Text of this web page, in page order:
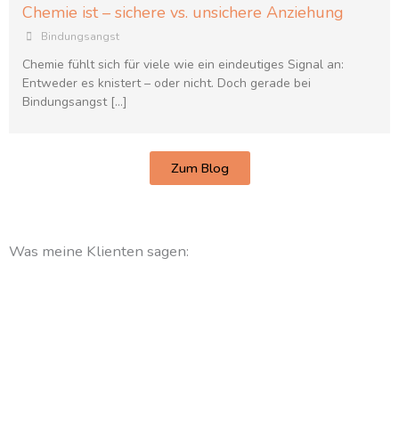
Chemie ist – sichere vs. unsichere Anziehung
Bindungsangst
Chemie fühlt sich für viele wie ein eindeutiges Signal an:
Entweder es knistert – oder nicht. Doch gerade bei
Bindungsangst […]
Zum Blog
Was meine Klienten sagen: